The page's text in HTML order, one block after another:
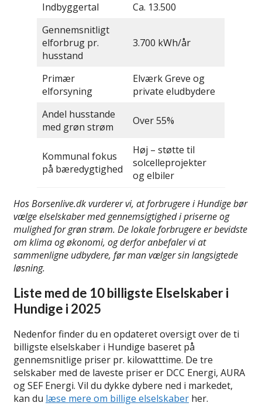
Indbyggertal
Ca. 13.500
Gennemsnitligt
elforbrug pr.
husstand
3.700 kWh/år
Primær
elforsyning
Elværk Greve og
private eludbydere
Andel husstande
med grøn strøm
Over 55%
Kommunal fokus
på bæredygtighed
Høj – støtte til
solcelleprojekter
og elbiler
Hos Borsenlive.dk vurderer vi, at forbrugere i Hundige bør
vælge elselskaber med gennemsigtighed i priserne og
mulighed for grøn strøm. De lokale forbrugere er bevidste
om klima og økonomi, og derfor anbefaler vi at
sammenligne udbydere, før man vælger sin langsigtede
løsning.
Liste med de 10 billigste Elselskaber i
Hundige i 2025
Nedenfor finder du en opdateret oversigt over de ti
billigste elselskaber i Hundige baseret på
gennemsnitlige priser pr. kilowatttime. De tre
selskaber med de laveste priser er DCC Energi, AURA
og SEF Energi. Vil du dykke dybere ned i markedet,
kan du læse mere om billige elselskaber her.